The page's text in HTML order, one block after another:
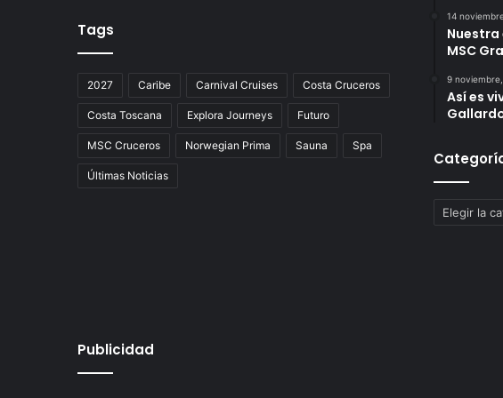
Tags
2027 Caribe Carnival Cruises Costa Cruceros
Costa Toscana Explora Journeys Futuro
MSC Cruceros Norwegian Prima Sauna Spa
Últimas Noticias
14
Nuestra
MSC
9
Así es
Categorías
Publicidad